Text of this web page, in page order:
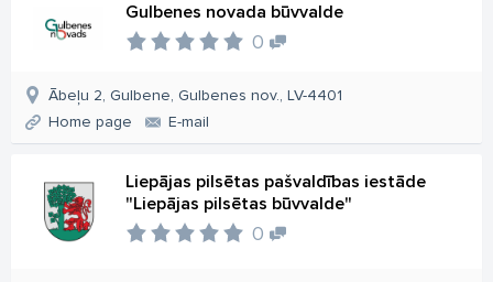
Gulbenes novada būvvalde
0
Ābeļu 2, Gulbene, Gulbenes nov., LV-4401
Home page
E-mail
Liepājas pilsētas pašvaldības iestāde
"Liepājas pilsētas būvvalde"
0